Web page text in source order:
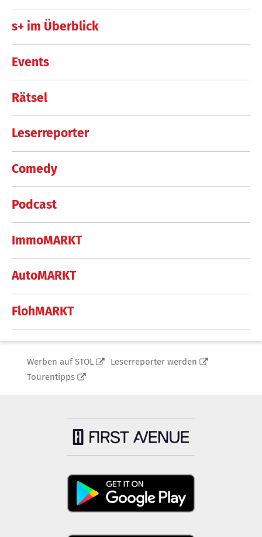
s+ im Überblick
Events
Rätsel
Leserreporter
Comedy
Podcast
ImmoMARKT
AutoMARKT
FlohMARKT
Werben auf STOL
Leserreporter werden
Tourentipps